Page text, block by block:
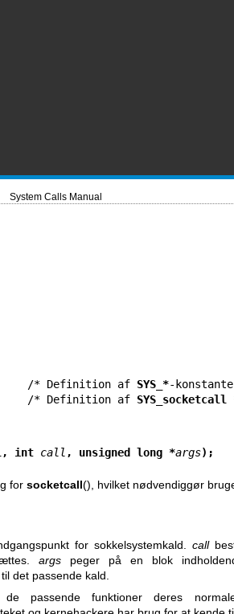
System Calls Manual
/* Definition af
SYS_*
/* Definition af
SYS_socketcall
int call , unsigned long *args);
for socketcall(), hvilket nødvendiggør
for sokkelsystemkald. call
argspeger på en blok
det passende kald.
de passende funktioner deres